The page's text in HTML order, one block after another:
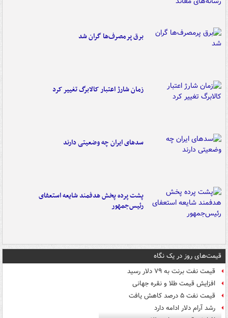
برق پرمصرف‌ها گران شد
زمان شارژ اعتبار کالابرگ تغییر کرد
سدهای ایران چه وضعیتی دارند
پشت پرده پخش هدفمند شایعه استعفای
رئیس‌جمهور
قیمت‌های روز در یک نگاه
قیمت نفت برنت به ۷۹ دلار رسید
افزایش قیمت طلا و نقره جهانی
قیمت نفت ۵ درصد کاهش یافت
رشد آرام دلار ادامه دارد